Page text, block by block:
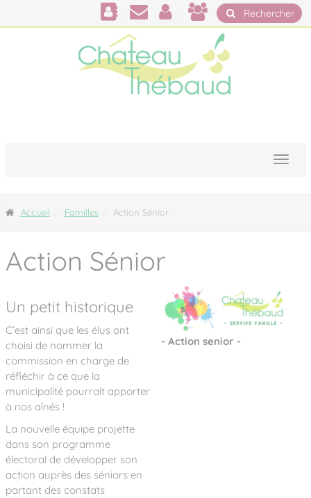
Rechercher
Accueil Familles Action Sénior
Action Sénior
Un petit historique
C’est ainsi que les élus ont
choisi de nommer la
commission en charge de
réfléchir à ce que la
municipalité pourrait apporter
à nos aînés !
La nouvelle équipe projette
dans son programme
électoral de développer son
action auprès des séniors en
partant des constats
- Action senior -
Panneau de gestion des cookies